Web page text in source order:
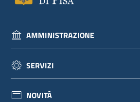
Argomenti
Seguici
su
AMMINISTRAZIONE
SERVIZI
NOVITÀ